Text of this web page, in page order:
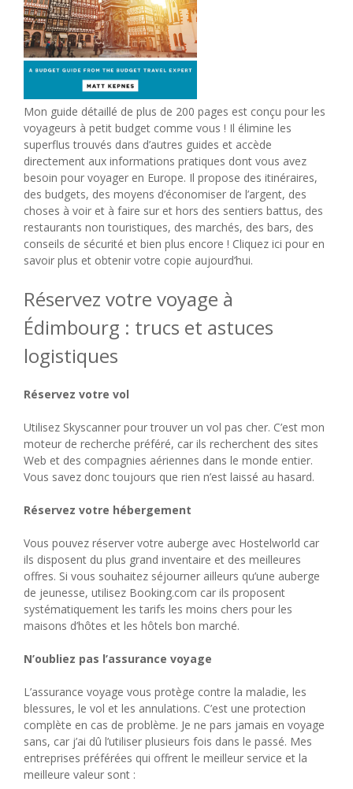
Mon guide détaillé de plus de 200 pages est conçu pour les
voyageurs à petit budget comme vous ! Il élimine les
superflus trouvés dans d’autres guides et accède
directement aux informations pratiques dont vous avez
besoin pour voyager en Europe. Il propose des itinéraires,
des budgets, des moyens d’économiser de l’argent, des
choses à voir et à faire sur et hors des sentiers battus, des
restaurants non touristiques, des marchés, des bars, des
conseils de sécurité et bien plus encore ! Cliquez ici pour en
savoir plus et obtenir votre copie aujourd’hui.
Réservez votre voyage à
Édimbourg : trucs et astuces
logistiques
Réservez votre vol
Utilisez Skyscanner pour trouver un vol pas cher. C’est mon
moteur de recherche préféré, car ils recherchent des sites
Web et des compagnies aériennes dans le monde entier.
Vous savez donc toujours que rien n’est laissé au hasard.
Réservez votre hébergement
Vous pouvez réserver votre auberge avec Hostelworld car
ils disposent du plus grand inventaire et des meilleures
offres. Si vous souhaitez séjourner ailleurs qu’une auberge
de jeunesse, utilisez Booking.com car ils proposent
systématiquement les tarifs les moins chers pour les
maisons d’hôtes et les hôtels bon marché.
N’oubliez pas l’assurance voyage
L’assurance voyage vous protège contre la maladie, les
blessures, le vol et les annulations. C’est une protection
complète en cas de problème. Je ne pars jamais en voyage
sans, car j’ai dû l’utiliser plusieurs fois dans le passé. Mes
entreprises préférées qui offrent le meilleur service et la
meilleure valeur sont :